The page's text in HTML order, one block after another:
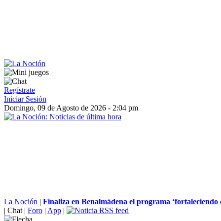
Regístrate
Iniciar Sesión
Domingo, 09 de Agosto de 2026 - 2:04 pm
La Noción | Finaliza en Benalmádena el programa ‘fortaleciendo
| Chat | Foro | App |